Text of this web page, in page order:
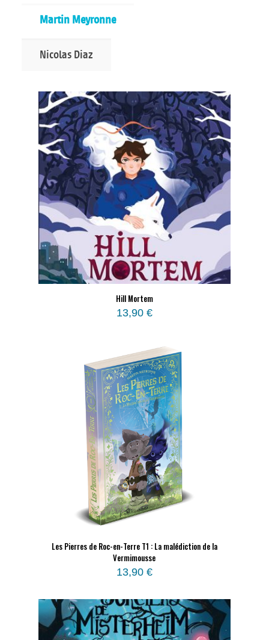
Martin Meyronne
Nicolas Diaz
Hill Mortem
13,90 €
Les Pierres de Roc-en-Terre T1 : La malédiction de la
Vermimousse
13,90 €